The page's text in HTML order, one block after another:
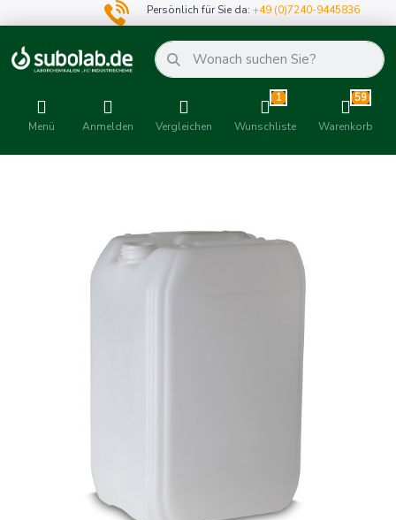
Persönlich für Sie da:+49 (0)7240-9445836
Menü Anmelden Vergleichen
1
Wunschliste
59
Warenkorb